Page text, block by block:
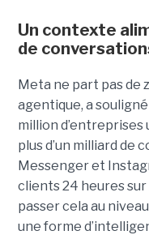
Un contexte
de
Meta ne part pas de
agentique, a
million d’entreprises
plus d’un milliard de
Messenger et
clients 24 heures sur
passer cela au
une forme